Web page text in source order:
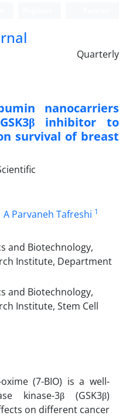
Quarterly
nanocarriers
inhibitor to
survival of breast
A Parvaneh Tafreshi 1
and Biotechnology,
Institute, Department
and Biotechnology,
Institute, Stem Cell
(7-BIO) is a well-
kinase-3β (GSK3β)
on different cancer